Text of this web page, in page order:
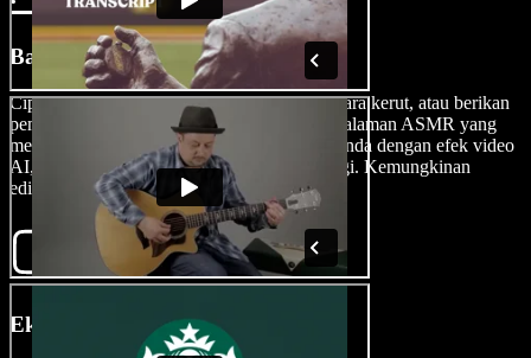
Bangun Video ASMR Anda
Ciptakan skenario role-playing, tampilkan suara kerut, atau berikan
pemicu perhatian personal, lalu bangun pengalaman ASMR yang
memikat audiens Anda. Kustomisasi video Anda dengan efek video
AI, transisi, voice over, dan masih banyak lagi. Kemungkinan
editing tak terbatas.
Ekspor Video ASMR Anda